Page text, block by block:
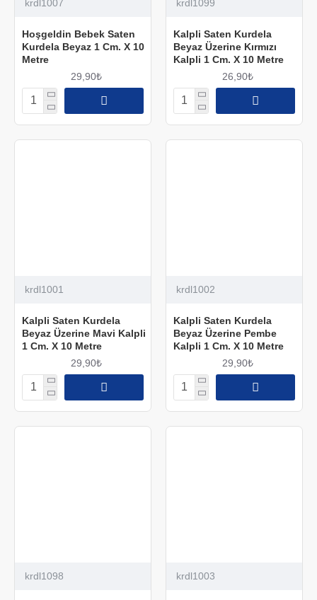
krdl1007
Hoşgeldin Bebek Saten
Kurdela Beyaz 1 Cm. X 10
Metre
29,90₺
krdl1099
Kalpli Saten Kurdela
Beyaz Üzerine Kırmızı
Kalpli 1 Cm. X 10 Metre
26,90₺
krdl1001
Kalpli Saten Kurdela
Beyaz Üzerine Mavi Kalpli
1 Cm. X 10 Metre
29,90₺
krdl1002
Kalpli Saten Kurdela
Beyaz Üzerine Pembe
Kalpli 1 Cm. X 10 Metre
29,90₺
krdl1098 krdl1003